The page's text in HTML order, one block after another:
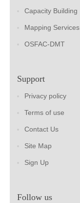
Capacity Building
Mapping Services
OSFAC-DMT
Support
Privacy policy
Terms of use
Contact Us
Site Map
Sign Up
Follow us